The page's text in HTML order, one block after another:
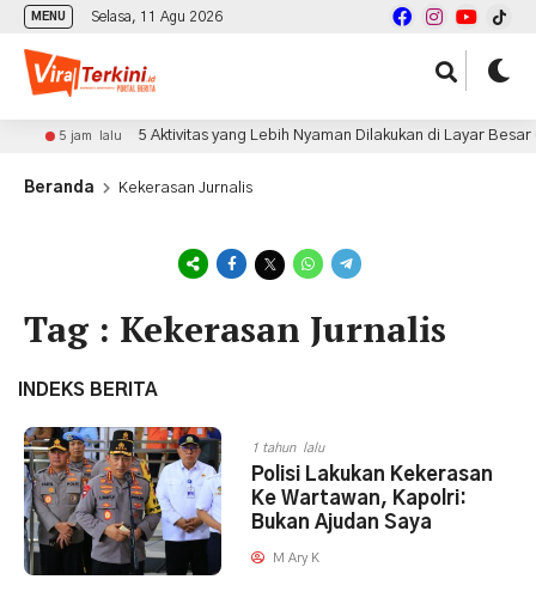
MENU Selasa, 11 Agu 2026
5 jam lalu 5 Aktivitas yang Lebih Nyaman Dilakukan di Layar Besar
Beranda Kekerasan Jurnalis
Tag : Kekerasan Jurnalis
INDEKS BERITA
1 tahun lalu
Polisi Lakukan Kekerasan
Ke Wartawan, Kapolri:
Bukan Ajudan Saya
M Ary K